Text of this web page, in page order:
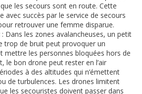
les secours sont en route. Cette
avec succès par le service de secours
retrouver une femme disparue.
: Dans les zones avalancheuses, un petit
trop de bruit peut provoquer un
mettre les personnes bloquées hors de
le bon drone peut rester en l’air
à des altitudes qui n’émettent
de turbulences. Les drones limitent
les secouristes doivent passer dans